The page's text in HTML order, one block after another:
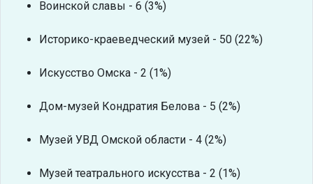
Воинской славы - 6 (3%)
Историко-краеведческий музей - 50 (22%)
Искусство Омска - 2 (1%)
Дом-музей Кондратия Белова - 5 (2%)
Музей УВД Омской области - 4 (2%)
Музей театрального искусства - 2 (1%)